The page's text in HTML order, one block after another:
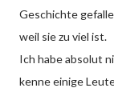
Geschichte
weil sie zu viel ist.
Ich habe absolut
kenne einige